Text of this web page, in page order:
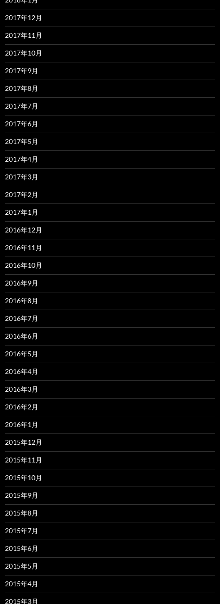
2017年12月
2017年11月
2017年10月
2017年9月
2017年8月
2017年7月
2017年6月
2017年5月
2017年4月
2017年3月
2017年2月
2017年1月
2016年12月
2016年11月
2016年10月
2016年9月
2016年8月
2016年7月
2016年6月
2016年5月
2016年4月
2016年3月
2016年2月
2016年1月
2015年12月
2015年11月
2015年10月
2015年9月
2015年8月
2015年7月
2015年6月
2015年5月
2015年4月
2015年3月